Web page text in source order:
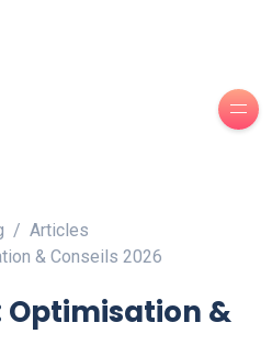
Articles
& Conseils 2026
Optimisation &